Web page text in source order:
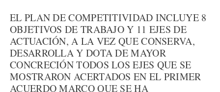
EL PLAN DE COMPETITIVIDAD INCLUYE 8
OBJETIVOS DE TRABAJO Y 11 EJES DE
ACTUACIÓN, A LA VEZ QUE CONSERVA,
DESARROLLA Y DOTA DE MAYOR
CONCRECIÓN TODOS LOS EJES QUE SE
MOSTRARON ACERTADOS EN EL PRIMER
ACUERDO MARCO QUE SE HA